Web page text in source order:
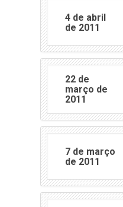
4 de abril
de 2011
22 de
março de
2011
7 de março
de 2011